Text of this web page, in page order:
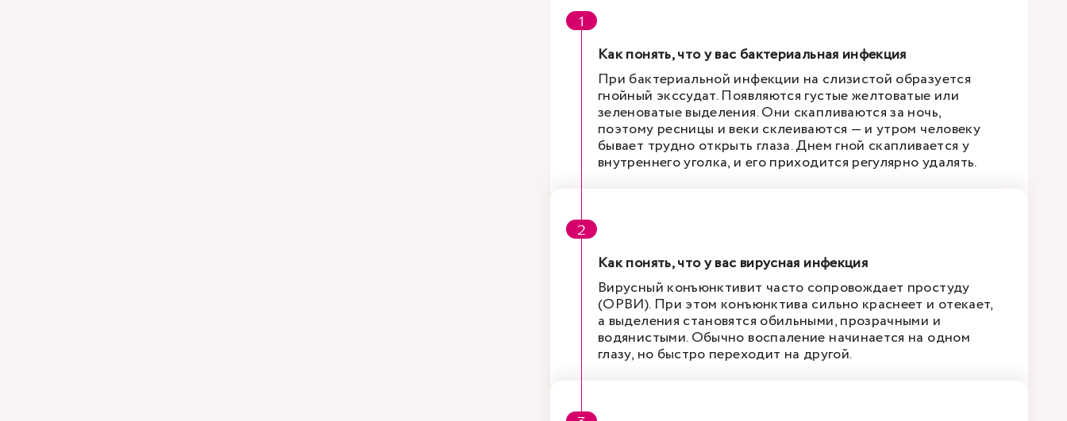
Как понять, что у вас бактериальная инфекция
При бактериальной инфекции на слизистой образуется
гнойный экссудат. Появляются густые желтоватые или
зеленоватые выделения. Они скапливаются за ночь,
поэтому ресницы и веки склеиваются — и утром человеку
бывает трудно открыть глаза. Днем гной скапливается у
внутреннего уголка, и его приходится регулярно удалять.
Как понять, что у вас вирусная инфекция
Вирусный конъюнктивит часто сопровождает простуду
(ОРВИ). При этом конъюнктива сильно краснеет и отекает,
а выделения становятся обильными, прозрачными и
водянистыми. Обычно воспаление начинается на одном
глазу, но быстро переходит на другой.